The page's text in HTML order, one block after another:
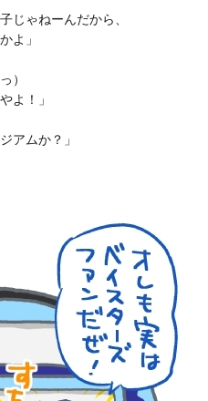
じゃねーんだから、
よ」
）
よ！」
アムか？」